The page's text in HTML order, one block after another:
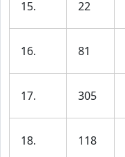
15. 22
16. 81
17. 305
18. 118